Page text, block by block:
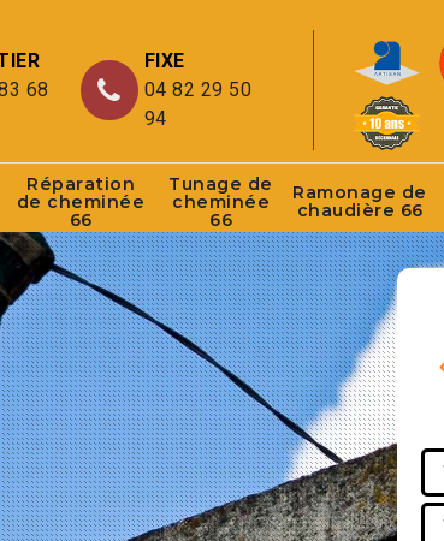
68
FIXE
04 82 29 50
94
Réparation
de cheminée
66
Tunage de
cheminée
66
Ramonage de
chaudière 66